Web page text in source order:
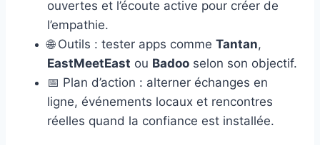
ouvertes et l’écoute active pour créer de
l’empathie.
🌐 Outils : tester apps comme Tantan,
EastMeetEast ou Badoo selon son objectif.
📅 Plan d’action : alterner échanges en
ligne, événements locaux et rencontres
réelles quand la confiance est installée.